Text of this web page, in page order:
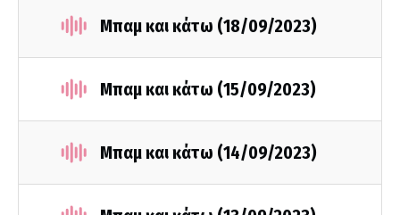
Μπαμ και κάτω (18/09/2023)
Μπαμ και κάτω (15/09/2023)
Μπαμ και κάτω (14/09/2023)